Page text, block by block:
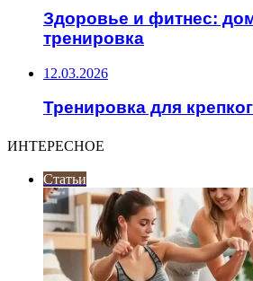
Здоровье и фитнес:
тренировка
12.03.2026
Тренировка для
ИНТЕРЕСНОЕ
Статьи